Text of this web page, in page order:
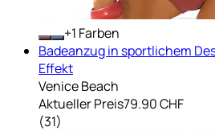
+ Farben
Badeanzug in sportlichem
Effekt
Venice Beach
Aktueller Preis79.90 CHF
(31)